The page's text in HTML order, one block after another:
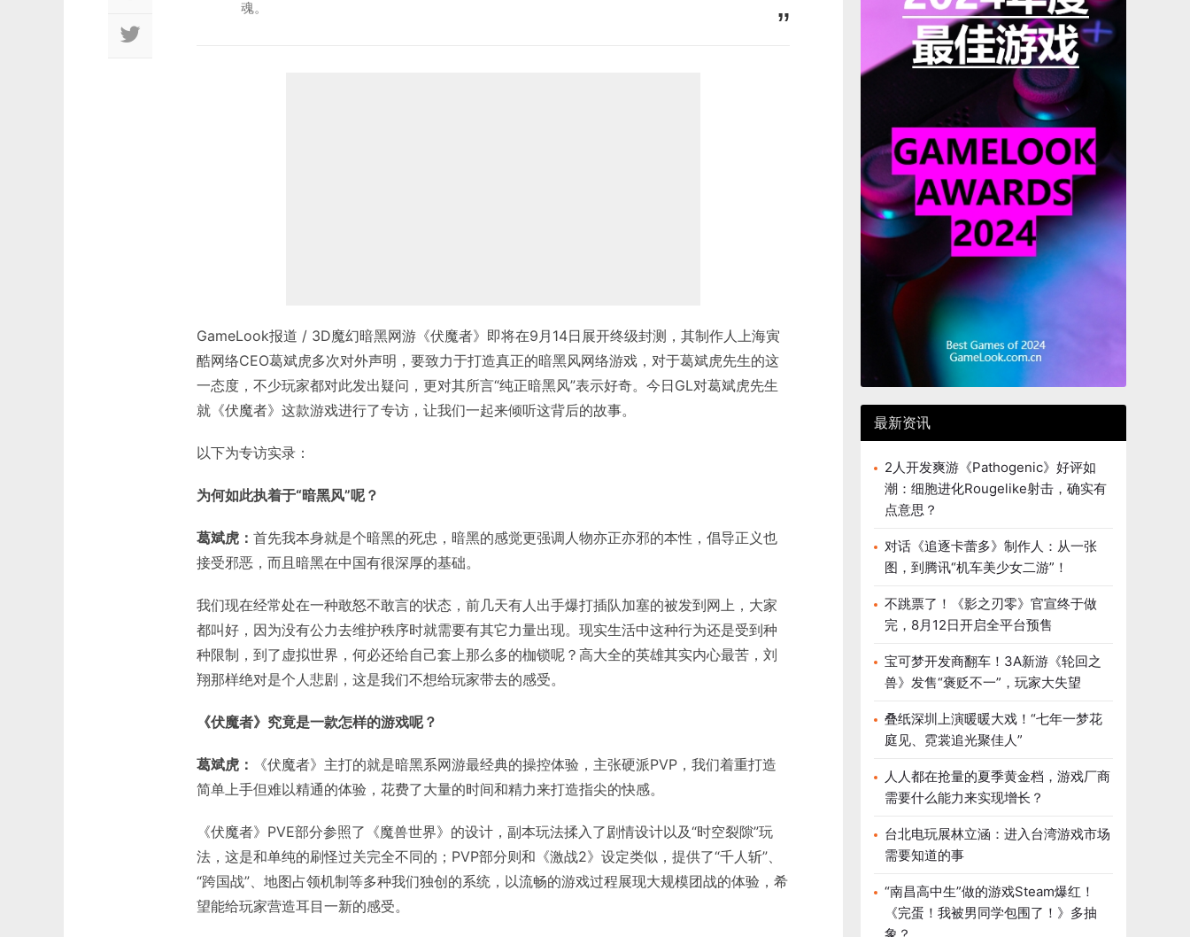
魂。
GameLook报道 / 3D魔幻暗黑网游《伏魔者》即将在9月14日展开终级封测，其制作人上海寅
酷网络CEO葛斌虎多次对外声明，要致力于打造真正的暗黑风网络游戏，对于葛斌虎先生的这
一态度，不少玩家都对此发出疑问，更对其所言“纯正暗黑风”表示好奇。今日GL对葛斌虎先生
就《伏魔者》这款游戏进行了专访，让我们一起来倾听这背后的故事。
以下为专访实录：
为何如此执着于“暗黑风”呢？
葛斌虎： 首先我本身就是个暗黑的死忠，暗黑的感觉更强调人物亦正亦邪的本性，倡导正义也
接受邪恶，而且暗黑在中国有很深厚的基础。
我们现在经常处在一种敢怒不敢言的状态，前几天有人出手爆打插队加塞的被发到网上，大家
都叫好，因为没有公力去维护秩序时就需要有其它力量出现。现实生活中这种行为还是受到种
种限制，到了虚拟世界，何必还给自己套上那么多的枷锁呢？高大全的英雄其实内心最苦，刘
翔那样绝对是个人悲剧，这是我们不想给玩家带去的感受。
《伏魔者》究竟是一款怎样的游戏呢？
葛斌虎：
《伏魔者》主打的就是暗黑系网游最经典的操控体验，主张硬派PVP，我们着重打造
简单上手但难以精通的体验，花费了大量的时间和精力来打造指尖的快感。
《伏魔者》PVE部分参照了《魔兽世界》的设计，副本玩法揉入了剧情设计以及“时空裂隙”玩
法，这是和单纯的刷怪过关完全不同的；PVP部分则和《激战2》设定类似，提供了“千人斩”、
“跨国战”、地图占领机制等多种我们独创的系统，以流畅的游戏过程展现大规模团战的体验，希
望能给玩家营造耳目一新的感受。
最新资讯
2人开发爽游《Pathogenic》好评如
潮：细胞进化Rougelike射击，确实有
点意思？
对话《追逐卡蕾多》制作人：从一张
图，到腾讯“机车美少女二游”！
不跳票了！《影之刃零》官宣终于做
完，8月12日开启全平台预售
宝可梦开发商翻车！3A新游《轮回之
兽》发售“褒贬不一”，玩家大失望
叠纸深圳上演暖暖大戏！“七年一梦花
庭见、霓裳追光聚佳人”
人人都在抢量的夏季黄金档，游戏厂商
需要什么能力来实现增长？
台北电玩展林立涵：进入台湾游戏市场
需要知道的事
“南昌高中生”做的游戏Steam爆红！
《完蛋！我被男同学包围了！》多抽